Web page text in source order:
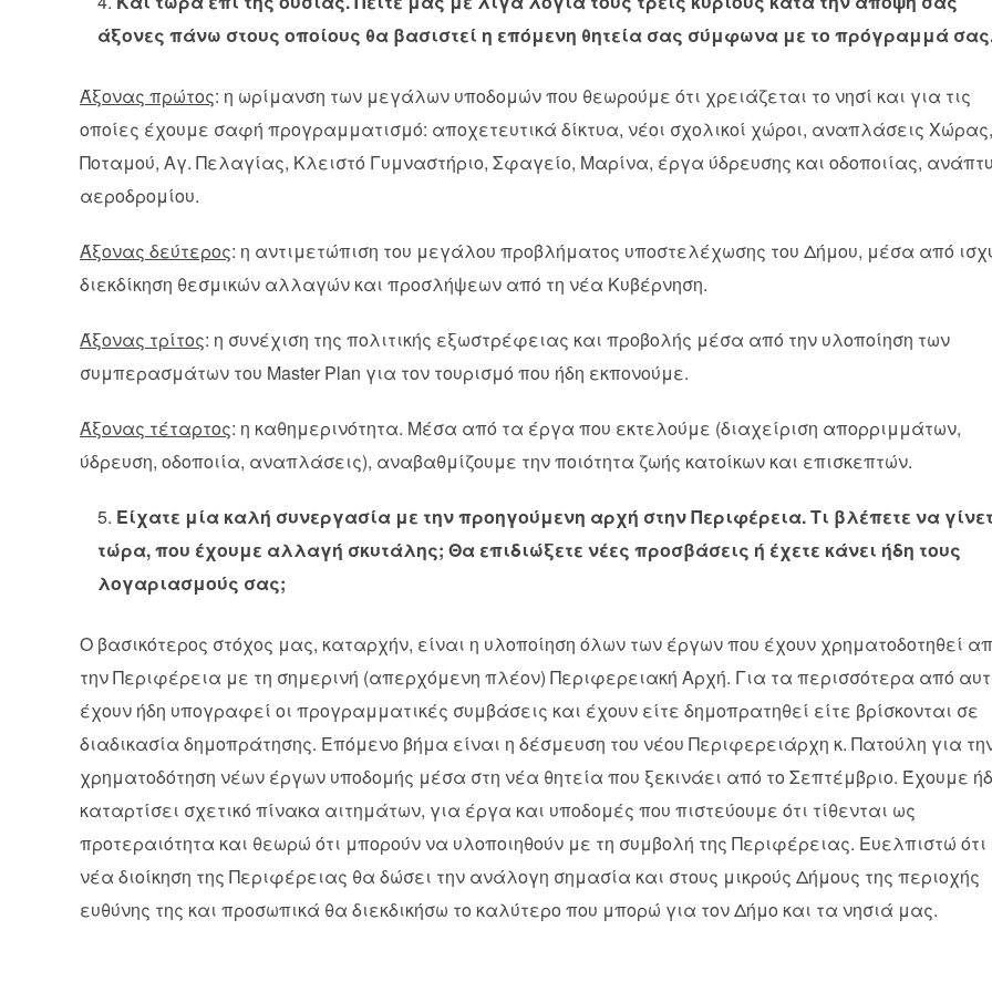
άξονες πάνω στους οποίους θα βασιστεί η επόμενη θητεία σας σύμφωνα με το πρόγραμμά
Άξονας πρώτος: η ωρίμανση των μεγάλων υποδομών που θεωρούμε ότι χρειάζεται το νησί και για τις
οποίες έχουμε σαφή προγραμματισμό: αποχετευτικά δίκτυα, νέοι σχολικοί χώροι, αναπλάσεις Χώρας,
Ποταμού, Αγ. Πελαγίας, Κλειστό Γυμναστήριο, Σφαγείο, Μαρίνα, έργα ύδρευσης και οδοποιίας,
αεροδρομίου.
Άξονας δεύτερος: η αντιμετώπιση του μεγάλου προβλήματος υποστελέχωσης του Δήμου, μέσα από
διεκδίκηση θεσμικών αλλαγών και προσλήψεων από τη νέα Κυβέρνηση.
Άξονας τρίτος: η συνέχιση της πολιτικής εξωστρέφειας και προβολής μέσα από την υλοποίηση των
συμπερασμάτων του Master Plan για τον τουρισμό που ήδη εκπονούμε.
Άξονας τέταρτος: η καθημερινότητα. Μέσα από τα έργα που εκτελούμε (διαχείριση απορριμμάτων,
ύδρευση, οδοποιία, αναπλάσεις), αναβαθμίζουμε την ποιότητα ζωής κατοίκων και επισκεπτών.
Είχατε μία καλή συνεργασία με την προηγούμενη αρχή στην Περιφέρεια. Τι βλέπετε να
τώρα, που έχουμε αλλαγή σκυτάλης; Θα επιδιώξετε νέες προσβάσεις ή έχετε κάνει ήδη τους
λογαριασμούς σας;
Ο βασικότερος στόχος μας, καταρχήν, είναι η υλοποίηση όλων των έργων που έχουν χρηματοδοτηθεί
την Περιφέρεια με τη σημερινή (απερχόμενη πλέον) Περιφερειακή Αρχή. Για τα περισσότερα από
έχουν ήδη υπογραφεί οι προγραμματικές συμβάσεις και έχουν είτε δημοπρατηθεί είτε βρίσκονται σε
διαδικασία δημοπράτησης. Επόμενο βήμα είναι η δέσμευση του νέου Περιφερειάρχη κ. Πατούλη για
χρηματοδότηση νέων έργων υποδομής μέσα στη νέα θητεία που ξεκινάει από το Σεπτέμβριο. Έχουμε
καταρτίσει σχετικό πίνακα αιτημάτων, για έργα και υποδομές που πιστεύουμε ότι τίθενται ως
προτεραιότητα και θεωρώ ότι μπορούν να υλοποιηθούν με τη συμβολή της Περιφέρειας. Ευελπιστώ ότι
νέα διοίκηση της Περιφέρειας θα δώσει την ανάλογη σημασία και στους μικρούς Δήμους της περιοχής
ευθύνης της και προσωπικά θα διεκδικήσω το καλύτερο που μπορώ για τον Δήμο και τα νησιά μας.